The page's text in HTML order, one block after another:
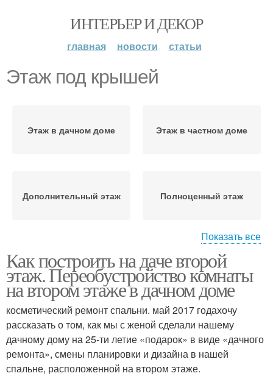
ИНТЕРЬЕР И ДЕКОР
главная новости статьи
Этаж под крышей
Этаж в дачном доме Этаж в частном доме
Дополнительный этаж Полноценный этаж
Этаж на старом
Чердак в
дополнительный этаж
Этаж на колоннах Мансардный этаж
Показать все
Как построить на даче второй
этаж. Переобустройство комнаты
на втором этаже в дачном доме
косметический ремонт спальни. май 2017 годахочу
рассказать о том, как мы с женой сделали нашему
дачному дому на 25-ти летие «подарок» в виде «дачного
ремонта», смены планировки и дизайна в нашей
спальне, расположенной на втором этаже.